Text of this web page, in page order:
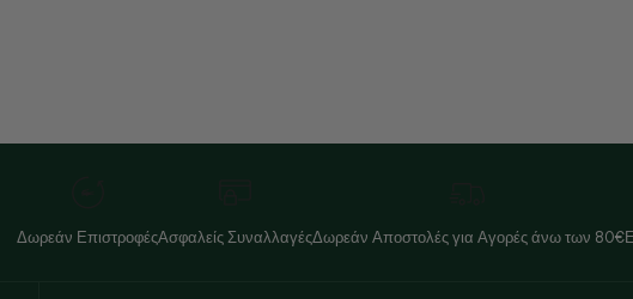
Δωρεάν ΕπιστροφέςΑσφαλείς ΣυναλλαγέςΔωρεάν Αποστολές για Αγορές άνω των 80€